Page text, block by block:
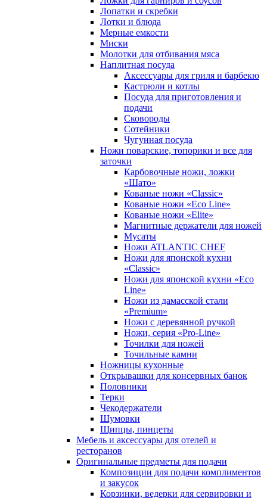
Лопатки и скребки
Лотки и блюда
Мерные емкости
Миски
Молотки для отбивания мяса
Наплитная посуда
Аксессуары для гриля и барбекю
Кастрюли и котлы
Посуда для приготовления и
подачи
Сковороды
Сотейники
Чугунная посуда
Ножи поварские, топорики и все для
заточки
Карбовочные ножи, ложки
«Шато»
Кованые ножи «Classic»
Кованые ножи «Eco Line»
Кованые ножи «Elite»
Магнитные держатели для ножей
Мусаты
Ножи ATLANTIC CHEF
Ножи для японской кухни
«Classic»
Ножи для японской кухни «Eco
Line»
Ножи из дамасской стали
«Premium»
Ножи с деревянной ручкой
Ножи, серия «Pro-Line»
Точилки для ножей
Точильные камни
Ножницы кухонные
Открывашки для консервных банок
Половники
Терки
Чекодержатели
Шумовки
Щипцы, пинцеты
Мебель и аксессуары для отелей и
ресторанов
Оригинальные предметы для подачи
Композиции для подачи комплиментов
и закусок
Корзинки, ведерки для сервировки и